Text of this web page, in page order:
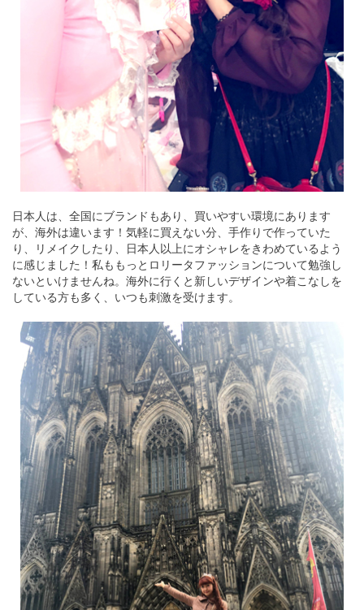
日本人は、全国にブランドもあり、買いやすい環境にあります
が、海外は違います！気軽に買えない分、手作りで作っていた
り、リメイクしたり、日本人以上にオシャレをきわめているよう
に感じました！私ももっとロリータファッションについて勉強し
ないといけませんね。海外に行くと新しいデザインや着こなしを
している方も多く、いつも刺激を受けます。